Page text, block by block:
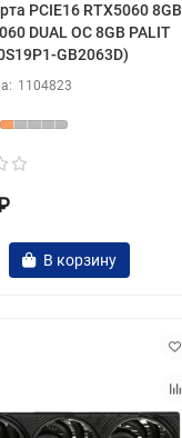
PCIE16 RTX5060 8GB
DUAL OC 8GB PALIT
GB2063D)
1104823
В корзину